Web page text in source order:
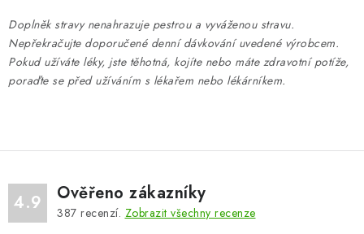
Doplněk stravy nenahrazuje pestrou a vyváženou stravu.
Nepřekračujte doporučené denní dávkování uvedené výrobcem.
Pokud užíváte léky, jste těhotná, kojíte nebo máte zdravotní potíže,
poraďte se před užíváním s lékařem nebo lékárníkem.
4.9 Ověřeno zákazníky
387 recenzí. Zobrazit všechny recenze